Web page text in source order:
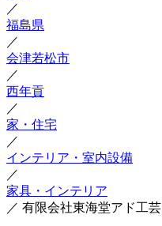
／
福島県
／
会津若松市
／
西年貢
／
家・住宅
／
インテリア・室内設備
／
家具・インテリア
／ 有限会社東海堂アド工芸